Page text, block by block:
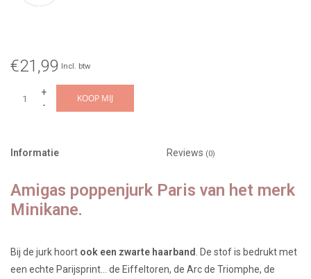
€21,99 Incl. btw
+
-
KOOP MIJ
Informatie Reviews (0)
Amigas poppenjurk Paris van het merk
Minikane.
Bij de jurk hoort ook een zwarte haarband
. De stof is bedrukt met
een echte Parijsprint... de Eiffeltoren, de Arc de Triomphe, de